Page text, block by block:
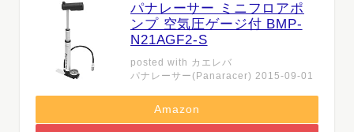
パナレーサー ミニフロアポ
ンプ 空気圧ゲージ付 BMP-
N21AGF2-S
posted with カエレバ
パナレーサー(Panaracer) 2015-09-01
Amazon